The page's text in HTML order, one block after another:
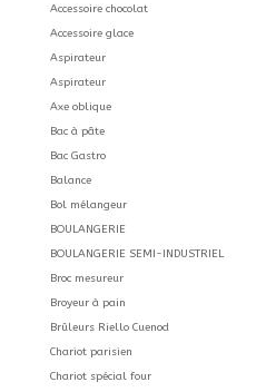
Accessoire chocolat
Accessoire glace
Aspirateur
Aspirateur
Axe oblique
Bac à pâte
Bac Gastro
Balance
Bol mélangeur
BOULANGERIE
BOULANGERIE SEMI-INDUSTRIEL
Broc mesureur
Broyeur à pain
Brûleurs Riello Cuenod
Chariot parisien
Chariot spécial four